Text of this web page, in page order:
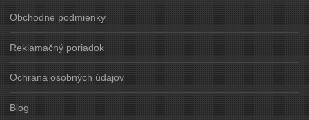
Obchodné podmienky
Reklamačný poriadok
Ochrana osobných údajov
Blog